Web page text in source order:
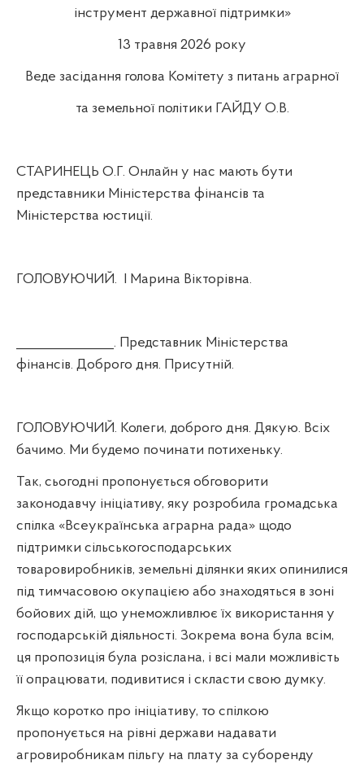
інструмент державної підтримки»
13 травня 2026 року
Веде засідання голова Комітету з питань аграрної
та земельної політики ГАЙДУ О.В.
СТАРИНЕЦЬ О.Г. Онлайн у нас мають бути
представники Міністерства фінансів та
Міністерства юстиції.
ГОЛОВУЮЧИЙ. І Марина Вікторівна.
_______________. Представник Міністерства
фінансів. Доброго дня. Присутній.
ГОЛОВУЮЧИЙ. Колеги, доброго дня. Дякую. Всіх
бачимо. Ми будемо починати потихеньку.
Так, сьогодні пропонується обговорити
законодавчу ініціативу, яку розробила громадська
спілка «Всеукраїнська аграрна рада» щодо
підтримки сільськогосподарських
товаровиробників, земельні ділянки яких опинилися
під тимчасовою окупацією або знаходяться в зоні
бойових дій, що унеможливлює їх використання у
господарській діяльності. Зокрема вона була всім,
ця пропозиція була розіслана, і всі мали можливість
її опрацювати, подивитися і скласти свою думку.
Якщо коротко про ініціативу, то спілкою
пропонується на рівні держави надавати
агровиробникам пільгу на плату за суборенду